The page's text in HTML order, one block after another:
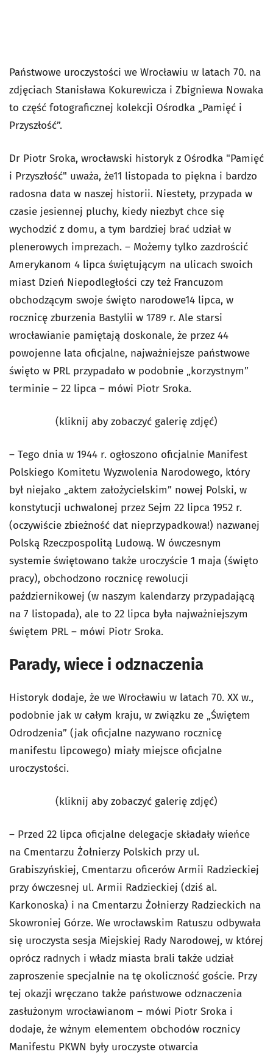
Państwowe uroczystości we Wrocławiu w latach 70. na
zdjęciach Stanisława Kokurewicza i Zbigniewa Nowaka
to część fotograficznej kolekcji Ośrodka „Pamięć i
Przyszłość”.
Dr Piotr Sroka, wrocławski historyk z Ośrodka "Pamięć
i Przyszłość" uważa, że11 listopada to piękna i bardzo
radosna data w naszej historii. Niestety, przypada w
czasie jesiennej pluchy, kiedy niezbyt chce się
wychodzić z domu, a tym bardziej brać udział w
plenerowych imprezach. – Możemy tylko zazdrościć
Amerykanom 4 lipca świętującym na ulicach swoich
miast Dzień Niepodległości czy też Francuzom
obchodzącym swoje święto narodowe14 lipca, w
rocznicę zburzenia Bastylii w 1789 r. Ale starsi
wrocławianie pamiętają doskonale, że przez 44
powojenne lata oficjalne, najważniejsze państwowe
święto w PRL przypadało w podobnie „korzystnym”
terminie – 22 lipca – mówi Piotr Sroka.
(kliknij aby zobaczyć galerię zdjęć)
– Tego dnia w 1944 r. ogłoszono oficjalnie Manifest
Polskiego Komitetu Wyzwolenia Narodowego, który
był niejako „aktem założycielskim” nowej Polski, w
konstytucji uchwalonej przez Sejm 22 lipca 1952 r.
(oczywiście zbieżność dat nieprzypadkowa!) nazwanej
Polską Rzeczpospolitą Ludową. W ówczesnym
systemie świętowano także uroczyście 1 maja (święto
pracy), obchodzono rocznicę rewolucji
październikowej (w naszym kalendarzy przypadającą
na 7 listopada), ale to 22 lipca była najważniejszym
świętem PRL – mówi Piotr Sroka.
Parady, wiece i odznaczenia
Historyk dodaje, że we Wrocławiu w latach 70. XX w.,
podobnie jak w całym kraju, w związku ze „Świętem
Odrodzenia” (jak oficjalne nazywano rocznicę
manifestu lipcowego) miały miejsce oficjalne
uroczystości.
(kliknij aby zobaczyć galerię zdjęć)
– Przed 22 lipca oficjalne delegacje składały wieńce
na Cmentarzu Żołnierzy Polskich przy ul.
Grabiszyńskiej, Cmentarzu oficerów Armii Radzieckiej
przy ówczesnej ul. Armii Radzieckiej (dziś al.
Karkonoska) i na Cmentarzu Żołnierzy Radzieckich na
Skowroniej Górze. We wrocławskim Ratuszu odbywała
się uroczysta sesja Miejskiej Rady Narodowej, w której
oprócz radnych i władz miasta brali także udział
zaproszenie specjalnie na tę okoliczność goście. Przy
tej okazji wręczano także państwowe odznaczenia
zasłużonym wrocławianom – mówi Piotr Sroka i
dodaje, że wżnym elementem obchodów rocznicy
Manifestu PKWN były uroczyste otwarcia